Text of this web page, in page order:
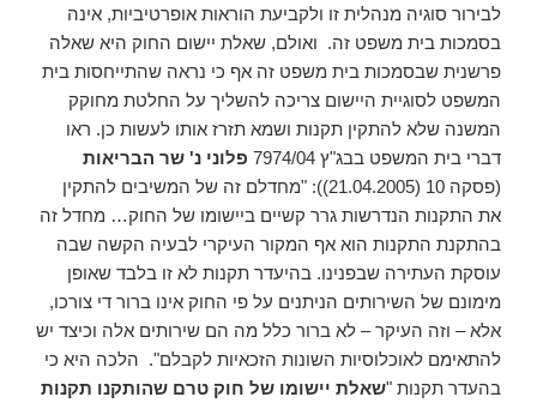
לבירור סוגיה מנהלית זו ולקביעת הוראות אופרטיביות, אינה
בסמכות בית משפט זה. ואולם, שאלת יישום החוק היא שאלה
פרשנית שבסמכות בית משפט זה אף כי נראה שהתייחסות בית
המשפט לסוגיית היישום צריכה להשליך על החלטת מחוקק
המשנה שלא להתקין תקנות ושמא תזרז אותו לעשות כן. ראו
דברי בית המשפט בבג"ץ 7974/04
פלוני נ' שר הבריאות
(פסקה 10 (21.04.2005)): "מחדלם זה של המשיבים להתקין
את התקנות הנדרשות גרר קשיים ביישומו של החוק… מחדל זה
בהתקנת התקנות הוא אף המקור העיקרי לבעיה הקשה שבה
עוסקת העתירה שבפנינו. בהיעדר תקנות לא זו בלבד שאופן
מימונם של השירותים הניתנים על פי החוק אינו ברור די צורכו,
אלא – וזה העיקר – לא ברור כלל מה הם שירותים אלה וכיצד יש
להתאימם לאוכלוסיות השונות הזכאיות לקבלם". הלכה היא כי
בהעדר תקנות "שאלת יישומו של חוק טרם שהותקנו תקנות